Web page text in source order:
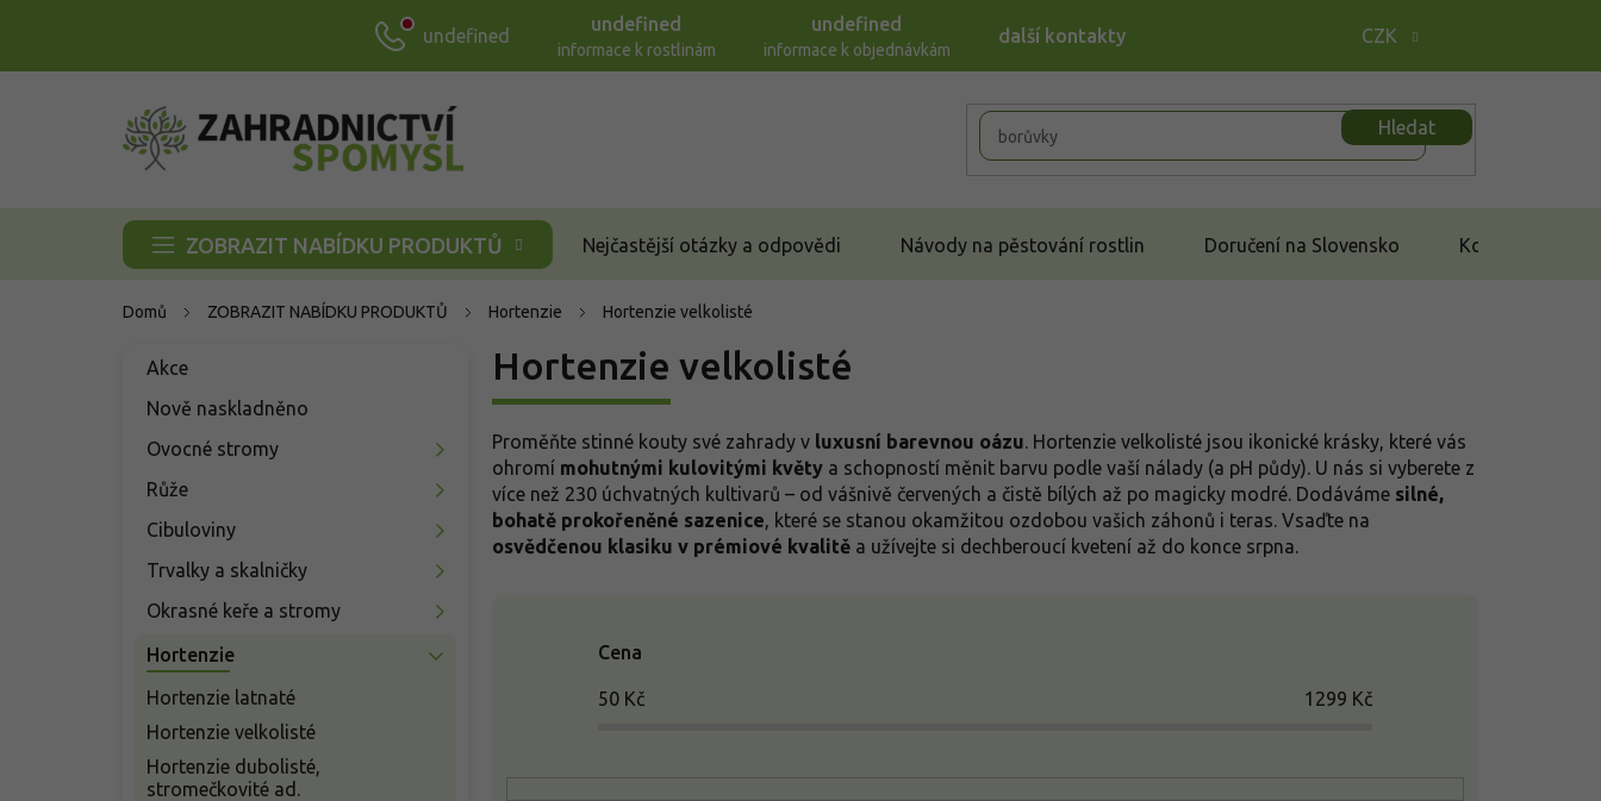
CZK
undefined
undefined
informace k rostlinám
undefined
informace k objednávkám
další kontakty
Hledat
ZOBRAZIT NABÍDKU PRODUKTŮ Nejčastější otázky a odpovědi Návody na pěstování rostlin Doručení na Slovensko Kontakt
Domů ZOBRAZIT NABÍDKU PRODUKTŮ Hortenzie Hortenzie velkolisté
Přeskočit
Akce
Nově naskladněno
Ovocné stromy
Růže
Cibuloviny
Trvalky a skalničky
Okrasné keře a stromy
Hortenzie
Hortenzie latnaté
Hortenzie velkolisté
Hortenzie dubolisté,
stromečkovité ad.
Hortenzie velkolisté
Proměňte stinné kouty své zahrady v luxusní barevnou oázu. Hortenzie velkolisté jsou ikonické krásky, které vás
ohromí mohutnými kulovitými květy a schopností měnit barvu podle vaší nálady (a pH půdy). U nás si vyberete z
více než 230 úchvatných kultivarů – od vášnivě červených a čistě bílých až po magicky modré. Dodáváme silné,
bohatě prokořeněné sazenice, které se stanou okamžitou ozdobou vašich záhonů i teras. Vsaďte na
osvědčenou klasiku v prémiové kvalitě a užívejte si dechberoucí kvetení až do konce srpna.
Cena
50 Kč 1299 Kč